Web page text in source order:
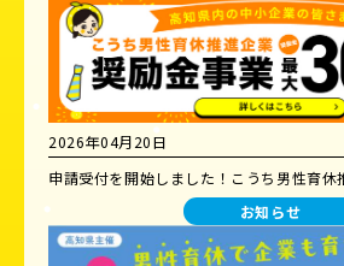
2026年04月20日
申請受付を開始しました！こうち男性育休
お知らせ